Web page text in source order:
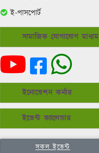
ই-পাসপোর্ট
সামাজিক যোগাযোগ মাধ্যম
ইনোভেশন কর্নার
ইভেন্ট ক্যালেন্ডার
সকল ইভেন্ট